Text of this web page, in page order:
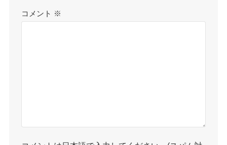
コメント ※